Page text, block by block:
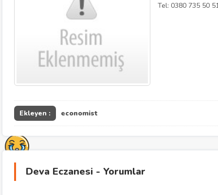
Tel: 0380 735 50
Ekleyen : economist
Deva Eczanesi - Yorumlar